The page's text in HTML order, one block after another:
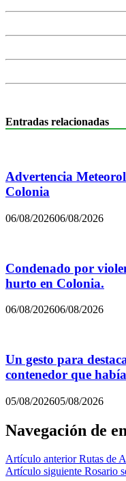
Entradas relacionadas
Advertencia
Colonia
06/08/202606/08/2026
Condenado por
hurto en Colonia.
06/08/202606/08/2026
Un gesto para
contenedor que
05/08/202605/08/2026
Navegación de
Artículo anterior Rutas de
Artículo siguiente Rosario